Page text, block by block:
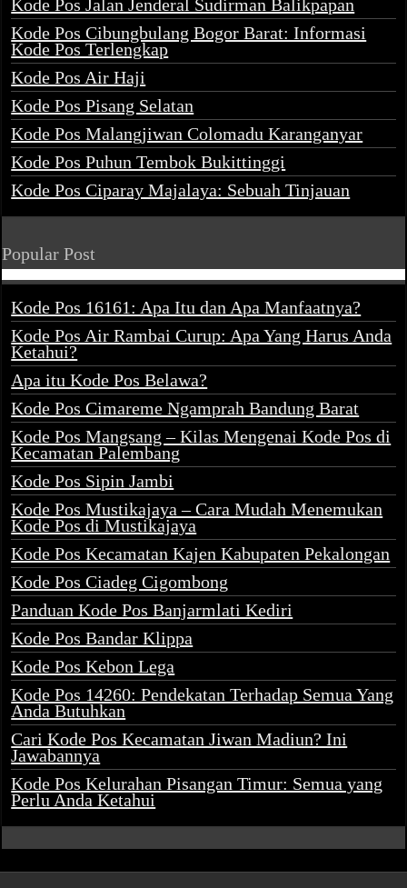
Kode Pos Jalan Jenderal Sudirman Balikpapan
Kode Pos Cibungbulang Bogor Barat: Informasi
Kode Pos Terlengkap
Kode Pos Air Haji
Kode Pos Pisang Selatan
Kode Pos Malangjiwan Colomadu Karanganyar
Kode Pos Puhun Tembok Bukittinggi
Kode Pos Ciparay Majalaya: Sebuah Tinjauan
Popular Post
Kode Pos 16161: Apa Itu dan Apa Manfaatnya?
Kode Pos Air Rambai Curup: Apa Yang Harus Anda
Ketahui?
Apa itu Kode Pos Belawa?
Kode Pos Cimareme Ngamprah Bandung Barat
Kode Pos Mangsang – Kilas Mengenai Kode Pos di
Kecamatan Palembang
Kode Pos Sipin Jambi
Kode Pos Mustikajaya – Cara Mudah Menemukan
Kode Pos di Mustikajaya
Kode Pos Kecamatan Kajen Kabupaten Pekalongan
Kode Pos Ciadeg Cigombong
Panduan Kode Pos Banjarmlati Kediri
Kode Pos Bandar Klippa
Kode Pos Kebon Lega
Kode Pos 14260: Pendekatan Terhadap Semua Yang
Anda Butuhkan
Cari Kode Pos Kecamatan Jiwan Madiun? Ini
Jawabannya
Kode Pos Kelurahan Pisangan Timur: Semua yang
Perlu Anda Ketahui